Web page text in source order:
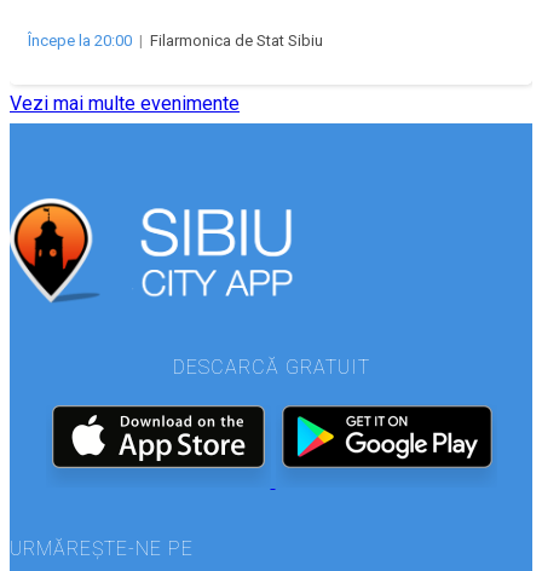
Începe la 20:00 | Filarmonica de Stat Sibiu
Vezi mai multe evenimente
DESCARCĂ GRATUIT
URMĂREȘTE-NE PE